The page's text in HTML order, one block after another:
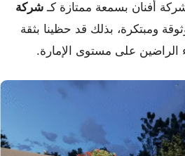
أفنان بسمعة ممتازة كـ شركة
ومبتكرة، بذلك قد حظينا بثقة
الراضين على مستوى الإمارة.